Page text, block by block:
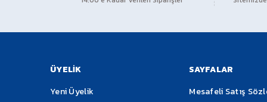
Ürün resmi kalitesiz, bozuk veya görüntülenemiyor.
Bu ürüne benzer farklı alternatifler olmalı.
ÜYELİK
Yeni Üyelik
SAYFALAR
Mesafeli Satış